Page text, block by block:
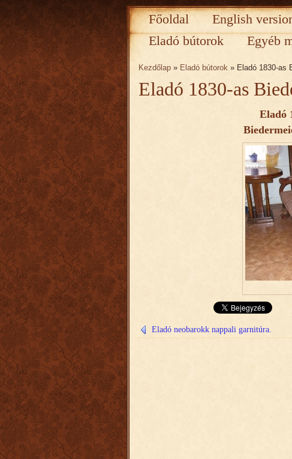
Főoldal English
Eladó bútorok
Egyéb
Kezdőlap » Eladó bútorok » Eladó 1830-as
Eladó 1830-as
Eladó
Eladó neobarokk nappali garnitúra.